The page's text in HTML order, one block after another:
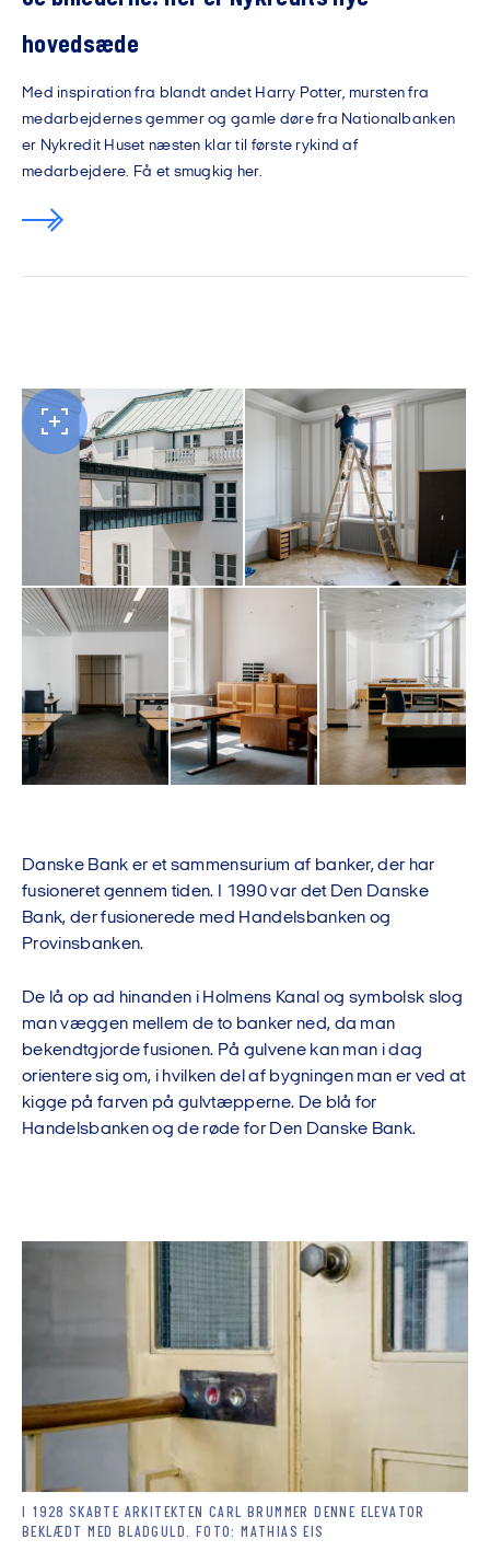
hovedsæde
Med inspiration fra blandt andet Harry Potter, mursten fra
medarbejdernes gemmer og gamle døre fra Nationalbanken
er Nykredit Huset næsten klar til første rykind af
medarbejdere. Få et smugkig her.
Danske Bank er et sammensurium af banker, der har
fusioneret gennem tiden. I 1990 var det Den Danske
Bank, der fusionerede med Handelsbanken og
Provinsbanken.
De lå op ad hinanden i Holmens Kanal og symbolsk slog
man væggen mellem de to banker ned, da man
bekendtgjorde fusionen. På gulvene kan man i dag
orientere sig om, i hvilken del af bygningen man er ved at
kigge på farven på gulvtæpperne. De blå for
Handelsbanken og de røde for Den Danske Bank.
I 1928 SKABTE ARKITEKTEN CARL BRUMMER DENNE ELEVATOR
BEKLÆDT MED BLADGULD. FOTO: MATHIAS EIS